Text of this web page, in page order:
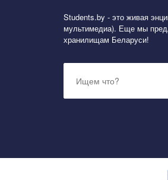
Students.by - это живая
мультимедиа). Еще мы
хранилищам Беларуси!